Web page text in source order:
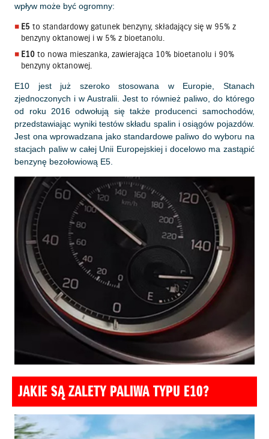
wpływ może być ogromny:
E5 to standardowy gatunek benzyny, składający się w 95% z
benzyny oktanowej i w 5% z bioetanolu.
E10 to nowa mieszanka, zawierająca 10% bioetanolu i 90%
benzyny oktanowej.
E10 jest już szeroko stosowana w Europie, Stanach
zjednoczonych i w Australii. Jest to również paliwo, do którego
od roku 2016 odwołują się także producenci samochodów,
przedstawiając wyniki testów składu spalin i osiągów pojazdów.
Jest ona wprowadzana jako standardowe paliwo do wyboru na
stacjach paliw w całej Unii Europejskiej i docelowo ma zastąpić
benzynę bezołowiową E5.
JAKIE SĄ ZALETY PALIWA TYPU E10?